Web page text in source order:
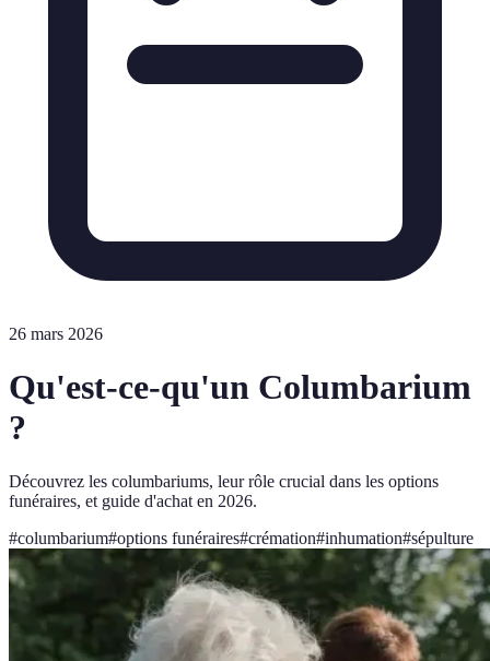
26 mars 2026
Qu'est-ce-qu'un Columbarium
?
Découvrez les columbariums, leur rôle crucial dans les options
funéraires, et guide d'achat en 2026.
#columbarium#options funéraires#crémation#inhumation#sépulture